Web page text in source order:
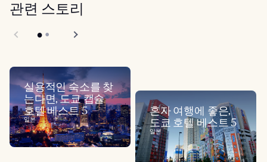
관련 스토리
실용적인 숙소를 찾
는다면, 도쿄 캡슐
호텔 베스트 5
일본
혼자 여행에 좋은,
도쿄 호텔 베스트 5
일본